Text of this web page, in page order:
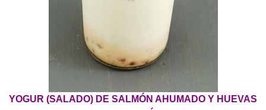
YOGUR (SALADO) DE SALMÓN AHUMADO Y HUEVAS